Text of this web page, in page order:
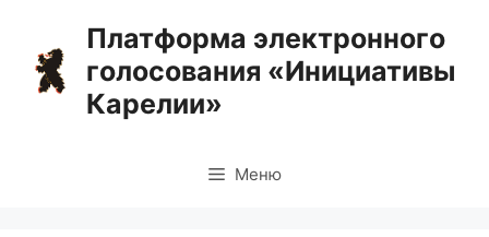
содержимому
Платформа электронного
голосования «Инициативы
Карелии»
Меню